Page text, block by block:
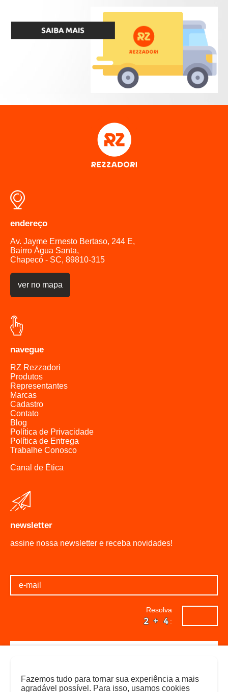
endereço
Av. Jayme Ernesto Bertaso, 244 E,
Bairro Água Santa,
Chapecó - SC, 89810-315
ver no mapa
navegue
RZ Rezzadori
Produtos
Representantes
Marcas
Cadastro
Contato
Blog
Política de Privacidade
Política de Entrega
Trabalhe Conosco
Canal de Ética
newsletter
assine nossa newsletter e receba novidades!
Resolva
:
Fazemos tudo para tornar sua experiência a mais
agradável possível. Para isso, usamos cookies